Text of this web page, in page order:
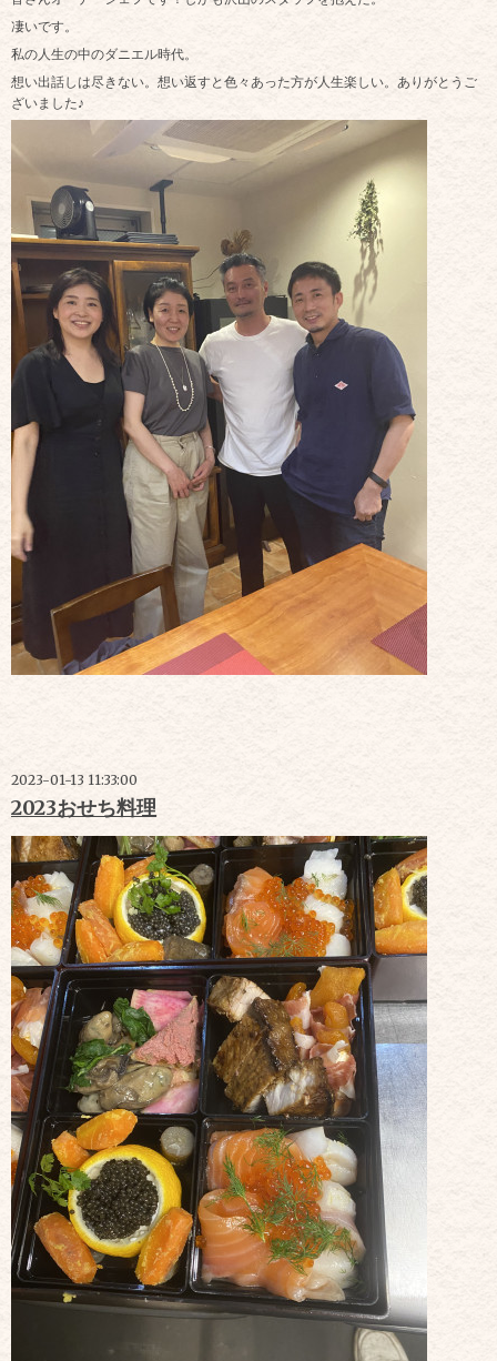
凄いです。
私の人生の中のダニエル時代。
想い出話しは尽きない。想い返すと色々あった方が人生楽しい。ありがとうご
ざいました♪
2023-01-13 11:33:00
2023おせち料理